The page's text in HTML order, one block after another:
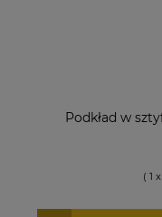
Podkład w
( 1